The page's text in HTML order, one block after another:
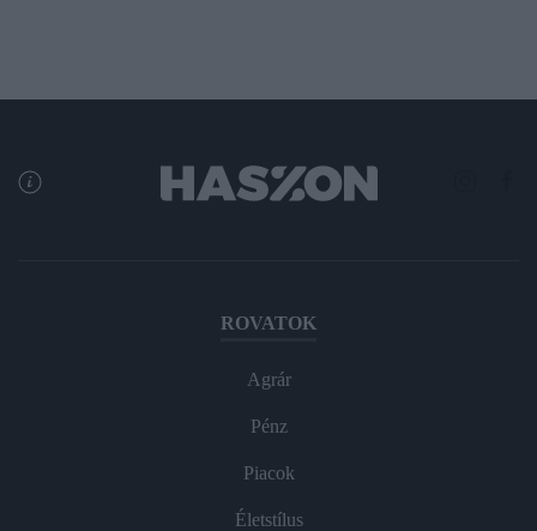
ROVATOK
Agrár
Pénz
Piacok
Életstílus